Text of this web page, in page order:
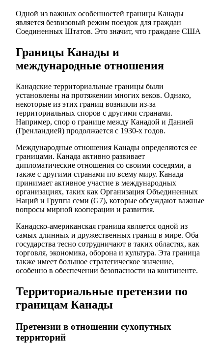
Одной из важных особенностей границы Канады
является безвизовый режим поездок для граждан
Соединенных Штатов. Это значит, что граждане США
Границы Канады и
международные отношения
Канадские территориальные границы были
установлены на протяжении многих веков. Однако,
некоторые из этих границ возникли из-за
территориальных споров с другими странами.
Например, спор о границе между Канадой и Данией
(Гренландией) продолжается с 1930-х годов.
Международные отношения Канады определяются ее
границами. Канада активно развивает
дипломатические отношения со своими соседями, а
также с другими странами по всему миру. Канада
принимает активное участие в международных
организациях, таких как Организация Объединенных
Наций и Группа семи (G7), которые обсуждают важные
вопросы мирной кооперации и развития.
Канадско-американская граница является одной из
самых длинных и дружественных границ в мире. Оба
государства тесно сотрудничают в таких областях, как
торговля, экономика, оборона и культура. Эта граница
также имеет большое стратегическое значение,
особенно в обеспечении безопасности на континенте.
Территориальные претензии по
границам Канады
Претензии в отношении сухопутных
территорий